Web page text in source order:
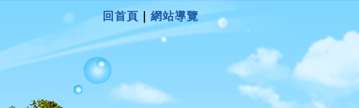
回首頁 網站導覽